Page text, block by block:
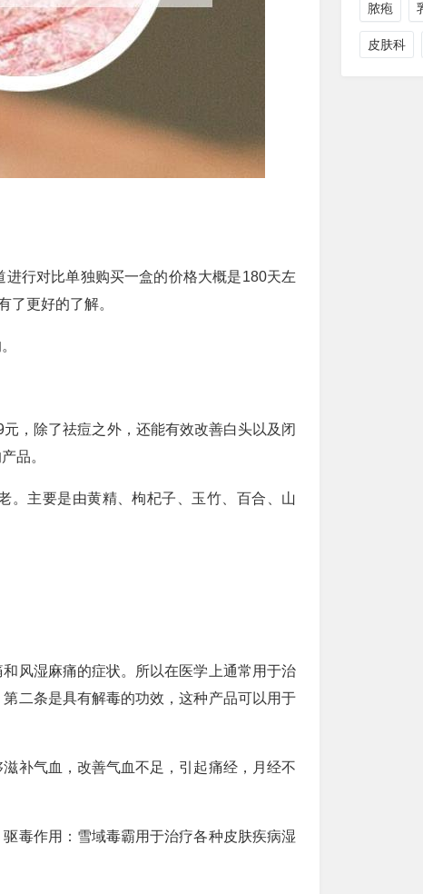
行对比单独购买一盒的价格大概是180天左
了更好的了解。
，除了祛痘之外，还能有效改善白头以及闭
品。
。主要是由黄精、枸杞子、玉竹、百合、山
风湿麻痛的症状。所以在医学上通常用于治
二条是具有解毒的功效，这种产品可以用于
补气血，改善气血不足，引起痛经，月经不
毒作用：雪域毒霸用于治疗各种皮肤疾病湿
脓疱
皮肤科